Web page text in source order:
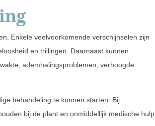
Enkele veelvoorkomende verschijnselen zijn
en trillingen. Daarnaast kunnen
ademhalingsproblemen, verhoogde
behandeling te kunnen starten. Bij
bij de plant en onmiddellijk medische hulp